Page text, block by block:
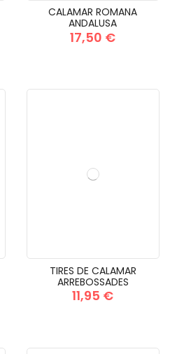
CALAMAR ROMANA
ANDALUSA
17,50 €
TIRES DE CALAMAR
ARREBOSSADES
11,95 €